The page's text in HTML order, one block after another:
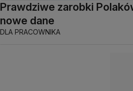
Prawdziwe zarobki
nowe dane
DLA PRACOWNIKA